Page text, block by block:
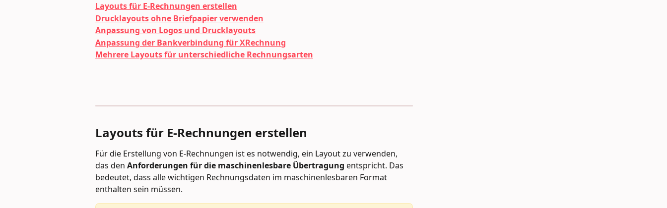
Layouts für E-Rechnungen erstellen
Drucklayouts ohne Briefpapier verwenden
Anpassung von Logos und Drucklayouts
Anpassung der Bankverbindung für XRechnung
Mehrere Layouts für unterschiedliche Rechnungsarten
Layouts für E-Rechnungen erstellen
Für die Erstellung von E-Rechnungen ist es notwendig, ein Layout zu verwenden,
das den Anforderungen für die maschinenlesbare Übertragung entspricht. Das
bedeutet, dass alle wichtigen Rechnungsdaten im maschinenlesbaren Format
enthalten sein müssen.